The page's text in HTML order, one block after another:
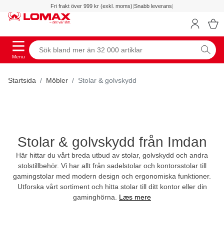
Fri frakt över 999 kr (exkl. moms)|Snabb leverans|
Menu
Startsida Möbler Stolar & golvskydd
Stolar & golvskydd från Imdan
Här hittar du vårt breda utbud av stolar, golvskydd och andra
stolstillbehör. Vi har allt från sadelstolar och kontorsstolar till
gamingstolar med modern design och ergonomiska funktioner.
Utforska vårt sortiment och hitta stolar till ditt kontor eller din
gaminghörna. Læs mere